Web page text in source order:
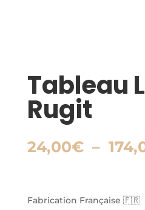
Tableau
Rugit
24,00€ –
Fabrication Française 🇫🇷